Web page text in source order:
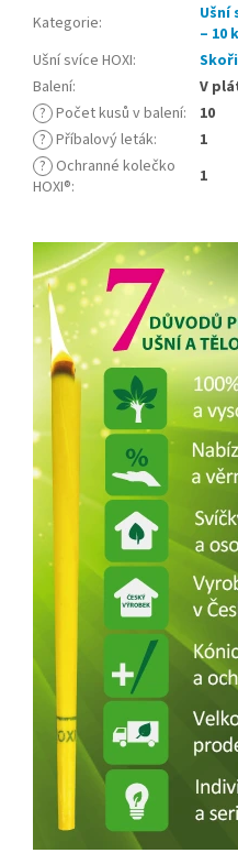
Kategorie:
Ušní
– 10
Ušní svíce HOXI:
Balení:
V
? Počet kusů v balení:
10
? Příbalový leták:
1
? Ochranné kolečko
HOXI®: 1